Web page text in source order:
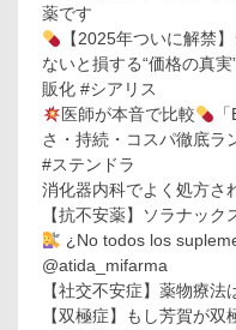
薬です
【2025年ついに解禁
ないと損する“価格の真実
販化 #シアリス
医師が本音で比較
さ・持続・コスパ徹底ラ
#ステンドラ
消化器内科でよく処方さ
【抗不安薬】ソラナッ
¿No todos los
@atida_mifarma
【社交不安症】薬物療
【双極症】もし芳賀が